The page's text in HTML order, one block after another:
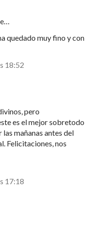
quedado muy fino y con
18:52
pero
es el mejor sobretodo
mañanas antes del
Felicitaciones, nos
17:18